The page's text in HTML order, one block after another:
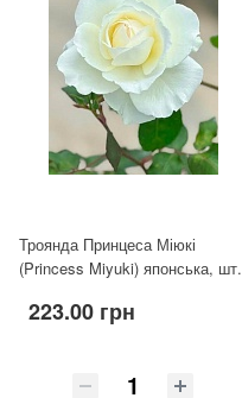
Троянда Принцеса Міюкі
(Princess Miyuki) японська, шт.
223.00 грн